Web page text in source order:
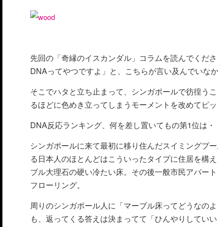
先回の「奇縁のイスカンダル」コラムを読んでくだ
DNAってやつですよ」と、こちらが言い及んでいな
そこでハタと立ち止まって、シンガポールで彷徨う
るほどに色めき立ってしまうモーメントを改めてピ
DNA反応ランキング、何を差し置いてもの第1位は・
シンガポールに来て最初に移り住んだスイミングプ
る日本人のほとんどはこういったタイプに住居を構
ブル大理石の硬い冷たい床。その後一般市民アパー
フローリング。
周りのシンガポール人に「マーブル床ってどうなの
も、返ってくる答えは決まってて「ひんやりしてい